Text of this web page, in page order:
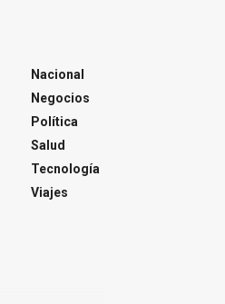
Nacional
Negocios
Política
Salud
Tecnología
Viajes